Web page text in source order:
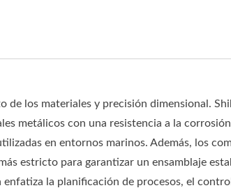
de los materiales y precisión dimensional.
metálicos con una resistencia a la
en entornos marinos. Además, los
estricto para garantizar un ensamblaje
la planificación de procesos, el
Conjunto De Gancho De